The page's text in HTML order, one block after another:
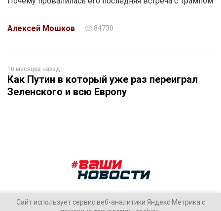
Алексей Мошков 84730
10 месяцев назад
Как Путин в который уже раз переиграл
Зеленского и всю Европу
Сайт использует сервис веб-аналитики Яндекс Метрика с